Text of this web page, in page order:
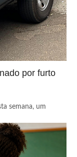
por furto
semana, um